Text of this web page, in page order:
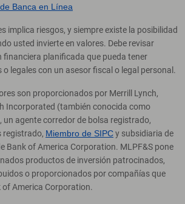
Banca en Línea
implica riesgos, y siempre existe la posibilidad
usted invierte en valores. Debe revisar
planificada que pueda tener
legales con un asesor fiscal o legal personal.
son proporcionados por Merrill Lynch,
Incorporated (también conocida como
un agente corredor de bolsa registrado,
registrado, Miembro de SIPCy subsidiaria de
Bank of America Corporation. MLPF&S pone
productos de inversión patrocinados,
o proporcionados por compañías que
America Corporation.